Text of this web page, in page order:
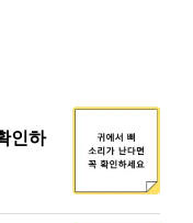
인하